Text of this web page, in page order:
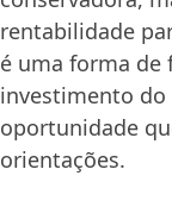
rentabilidade
é uma forma de
investimento do
oportunidade
orientações.